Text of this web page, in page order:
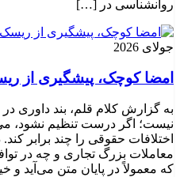
روانشناسی در […]
جولای 2026
امضا کوچک، پیشگیری از
به گزارش کلام قلم، بند داوری
نیست؛ اگر درست تنظیم نشود،
اختلافات حقوقی را چند برابر
معاملات بزرگ تجاری و چه در
که معمولاً در پایان متن می‌آید